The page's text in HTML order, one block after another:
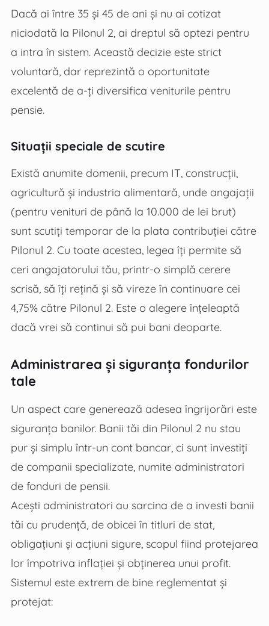
Dacă ai între 35 și 45 de ani și nu ai cotizat
niciodată la Pilonul 2, ai dreptul să optezi pentru
a intra în sistem. Această decizie este strict
voluntară, dar reprezintă o oportunitate
excelentă de a-ți diversifica veniturile pentru
pensie.
Situații speciale de scutire
Există anumite domenii, precum IT, construcții,
agricultură și industria alimentară, unde angajații
(pentru venituri de până la 10.000 de lei brut)
sunt scutiți temporar de la plata contribuției către
Pilonul 2. Cu toate acestea, legea îți permite să
ceri angajatorului tău, printr-o simplă cerere
scrisă, să îți rețină și să vireze în continuare cei
4,75% către Pilonul 2. Este o alegere înțeleaptă
dacă vrei să continui să pui bani deoparte.
Administrarea și siguranța fondurilor
tale
Un aspect care generează adesea îngrijorări este
siguranța banilor. Banii tăi din Pilonul 2 nu stau
pur și simplu într-un cont bancar, ci sunt investiți
de companii specializate, numite administratori
de fonduri de pensii.
Acești administratori au sarcina de a investi banii
tăi cu prudență, de obicei în titluri de stat,
obligațiuni și acțiuni sigure, scopul fiind protejarea
lor împotriva inflației și obținerea unui profit.
Sistemul este extrem de bine reglementat și
protejat: